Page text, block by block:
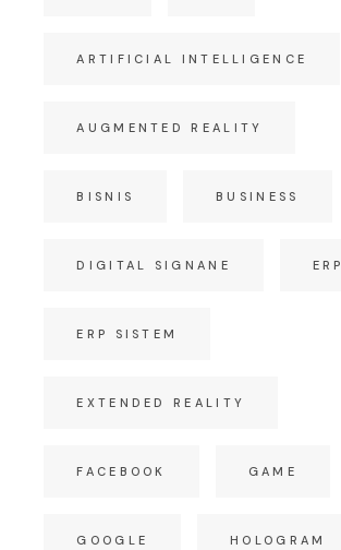
ARTIFICIAL INTELLIGENCE
AUGMENTED REALITY
BISNIS BUSINESS
DIGITAL SIGNANE ERP
ERP SISTEM
EXTENDED REALITY
FACEBOOK GAME
GOOGLE HOLOGRAM